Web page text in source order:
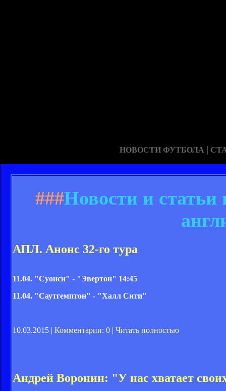
НОВОСТИ ФУТБОЛА |
###Новости и
АПЛ. Анонс 32-го тура
11.04. "Суонси" - "Эвертон" 14:45
11.04. "Саутгемптон" - "Халл Сити"
10.03.2015 | Комментарии: 0 | Читать полностью
Андрей Воронин: "У нас хватает